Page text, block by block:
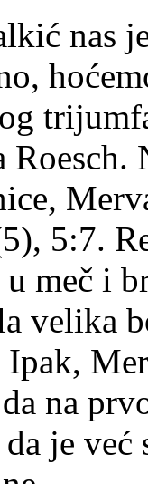
nas
5:7.
meč i
velika
na
je već